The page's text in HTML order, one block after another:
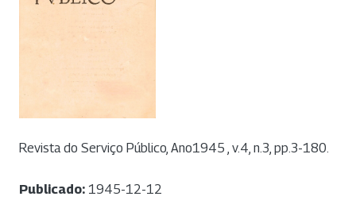
Revista do Serviço Público, Ano1945 , v.4, n.3, pp.3-180.
Publicado: 1945-12-12